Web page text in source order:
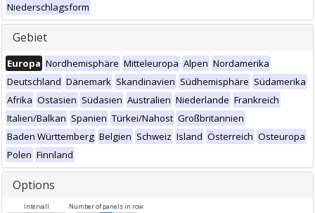
Niederschlagsform
Gebiet
Europa Nordhemisphäre Mitteleuropa Alpen Nordamerika
Deutschland Dänemark Skandinavien Südhemisphäre Südamerika
Afrika Ostasien Südasien Australien Niederlande Frankreich
Italien/Balkan Spanien Türkei/Nahost Großbritannien
Baden Württemberg Belgien Schweiz Island Österreich Osteuropa
Polen Finnland
Options
Intervall Number of panels in row